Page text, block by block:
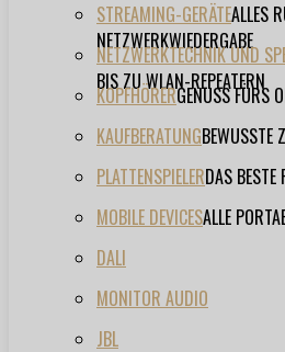
STREAMING-GERÄTEALLES
NETZWERKWIEDERGABE
NETZWERKTECHNIK UND
BIS ZU WLAN-REPEATERN
KOPFHÖRERGENUSS FÜRS
KAUFBERATUNGBEWUSSTE
PLATTENSPIELERDAS BESTE
MOBILE DEVICESALLE
DALI
MONITOR AUDIO
JBL